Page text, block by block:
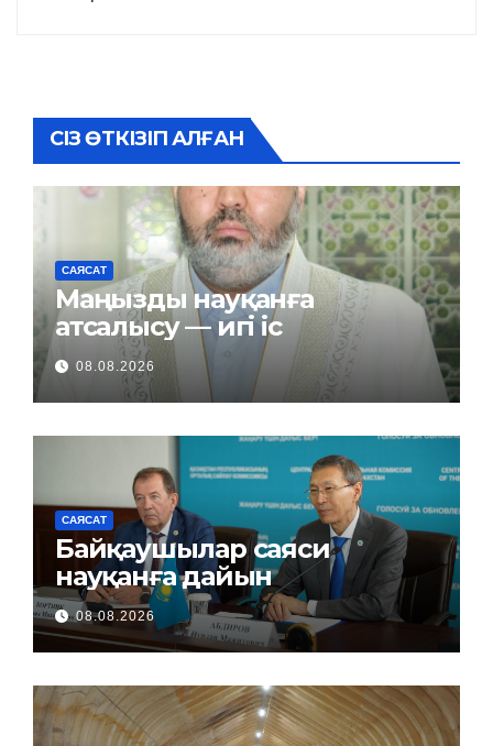
СІЗ ӨТКІЗІП АЛҒАН
САЯСАТ
Маңызды науқанға
атсалысу — игі іс
08.08.2026
САЯСАТ
Байқаушылар саяси
науқанға дайын
08.08.2026